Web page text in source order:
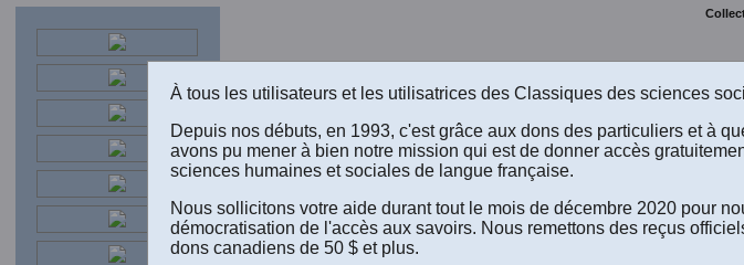
Gérald Larose, “CSN : les défis de
À tous les utilisateurs et les utilisatrices des Classiques des sciences
Depuis nos débuts, en 1993, c'est grâce aux dons des particuliers et à
avons pu mener à bien notre mission qui est de donner accès
sciences humaines et sociales de langue française.
Nous sollicitons votre aide durant tout le mois de décembre 2020 pour
démocratisation de l'accès aux savoirs. Nous remettons des reçus
dons canadiens de 50 $ et plus.